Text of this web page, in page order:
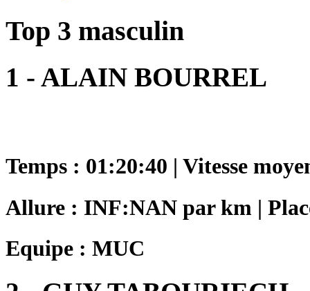
Top 3 masculin
1 - ALAIN BOURREL
Temps : 01:20:40 | Vitesse
Allure : INF:NAN par km |
Equipe : MUC